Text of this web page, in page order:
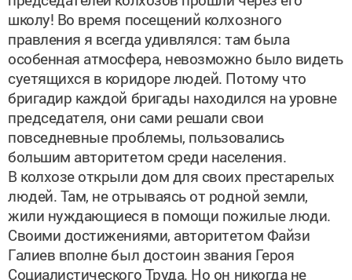
правления я всегда удивлялся: там была
особенная атмосфера, невозможно было видеть
суетящихся в коридоре людей. Потому что
бригадир каждой бригады находился на уровне
председателя, они сами решали свои
повседневные проблемы, пользовались
большим авторитетом среди населения.
В колхозе открыли дом для своих престарелых
людей. Там, не отрываясь от родной земли,
жили нуждающиеся в помощи пожилые люди.
Своими достижениями, авторитетом Файзи
Галиев вполне был достоин звания Героя
Социалистического Труда. Но он никогда не